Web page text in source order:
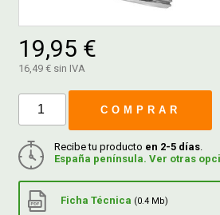
19,95 €
16,49 € sin IVA
COMPRAR
Recibe tu producto en 2-5 días.
España península. Ver otras
Ficha Técnica (0.4 Mb)
DESPIECE
GUÍAS